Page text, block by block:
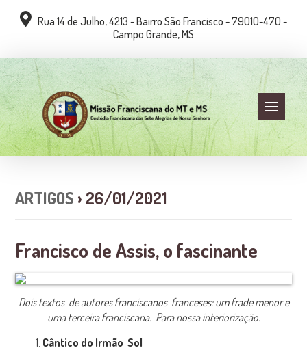
Rua 14 de Julho, 4213 - Bairro São Francisco - 79010-470 -
Campo Grande, MS
ARTIGOS › 26/01/2021
Francisco de Assis, o fascinante
Dois textos de autores franciscanos franceses: um frade menor e
uma terceira franciscana. Para nossa interiorização.
Cântico do Irmão Sol